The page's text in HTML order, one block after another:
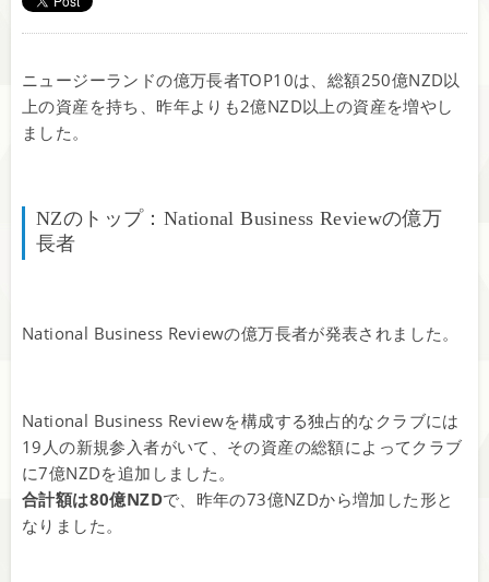
ニュージーランドの億万長者TOP10は、総額250億NZD以
上の資産を持ち、昨年よりも2億NZD以上の資産を増やし
ました。
NZのトップ：National Business Reviewの億万
長者
National Business Reviewの億万長者が発表されました。
National Business Reviewを構成する独占的なクラブには
19人の新規参入者がいて、その資産の総額によってクラブ
に7億NZDを追加しました。
合計額は80億NZDで、昨年の73億NZDから増加した形と
なりました。